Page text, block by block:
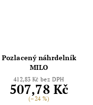
Pozlacený náhrdelník
MILO
412,83 Kč bez DPH
507,78 Kč
(–24 %)